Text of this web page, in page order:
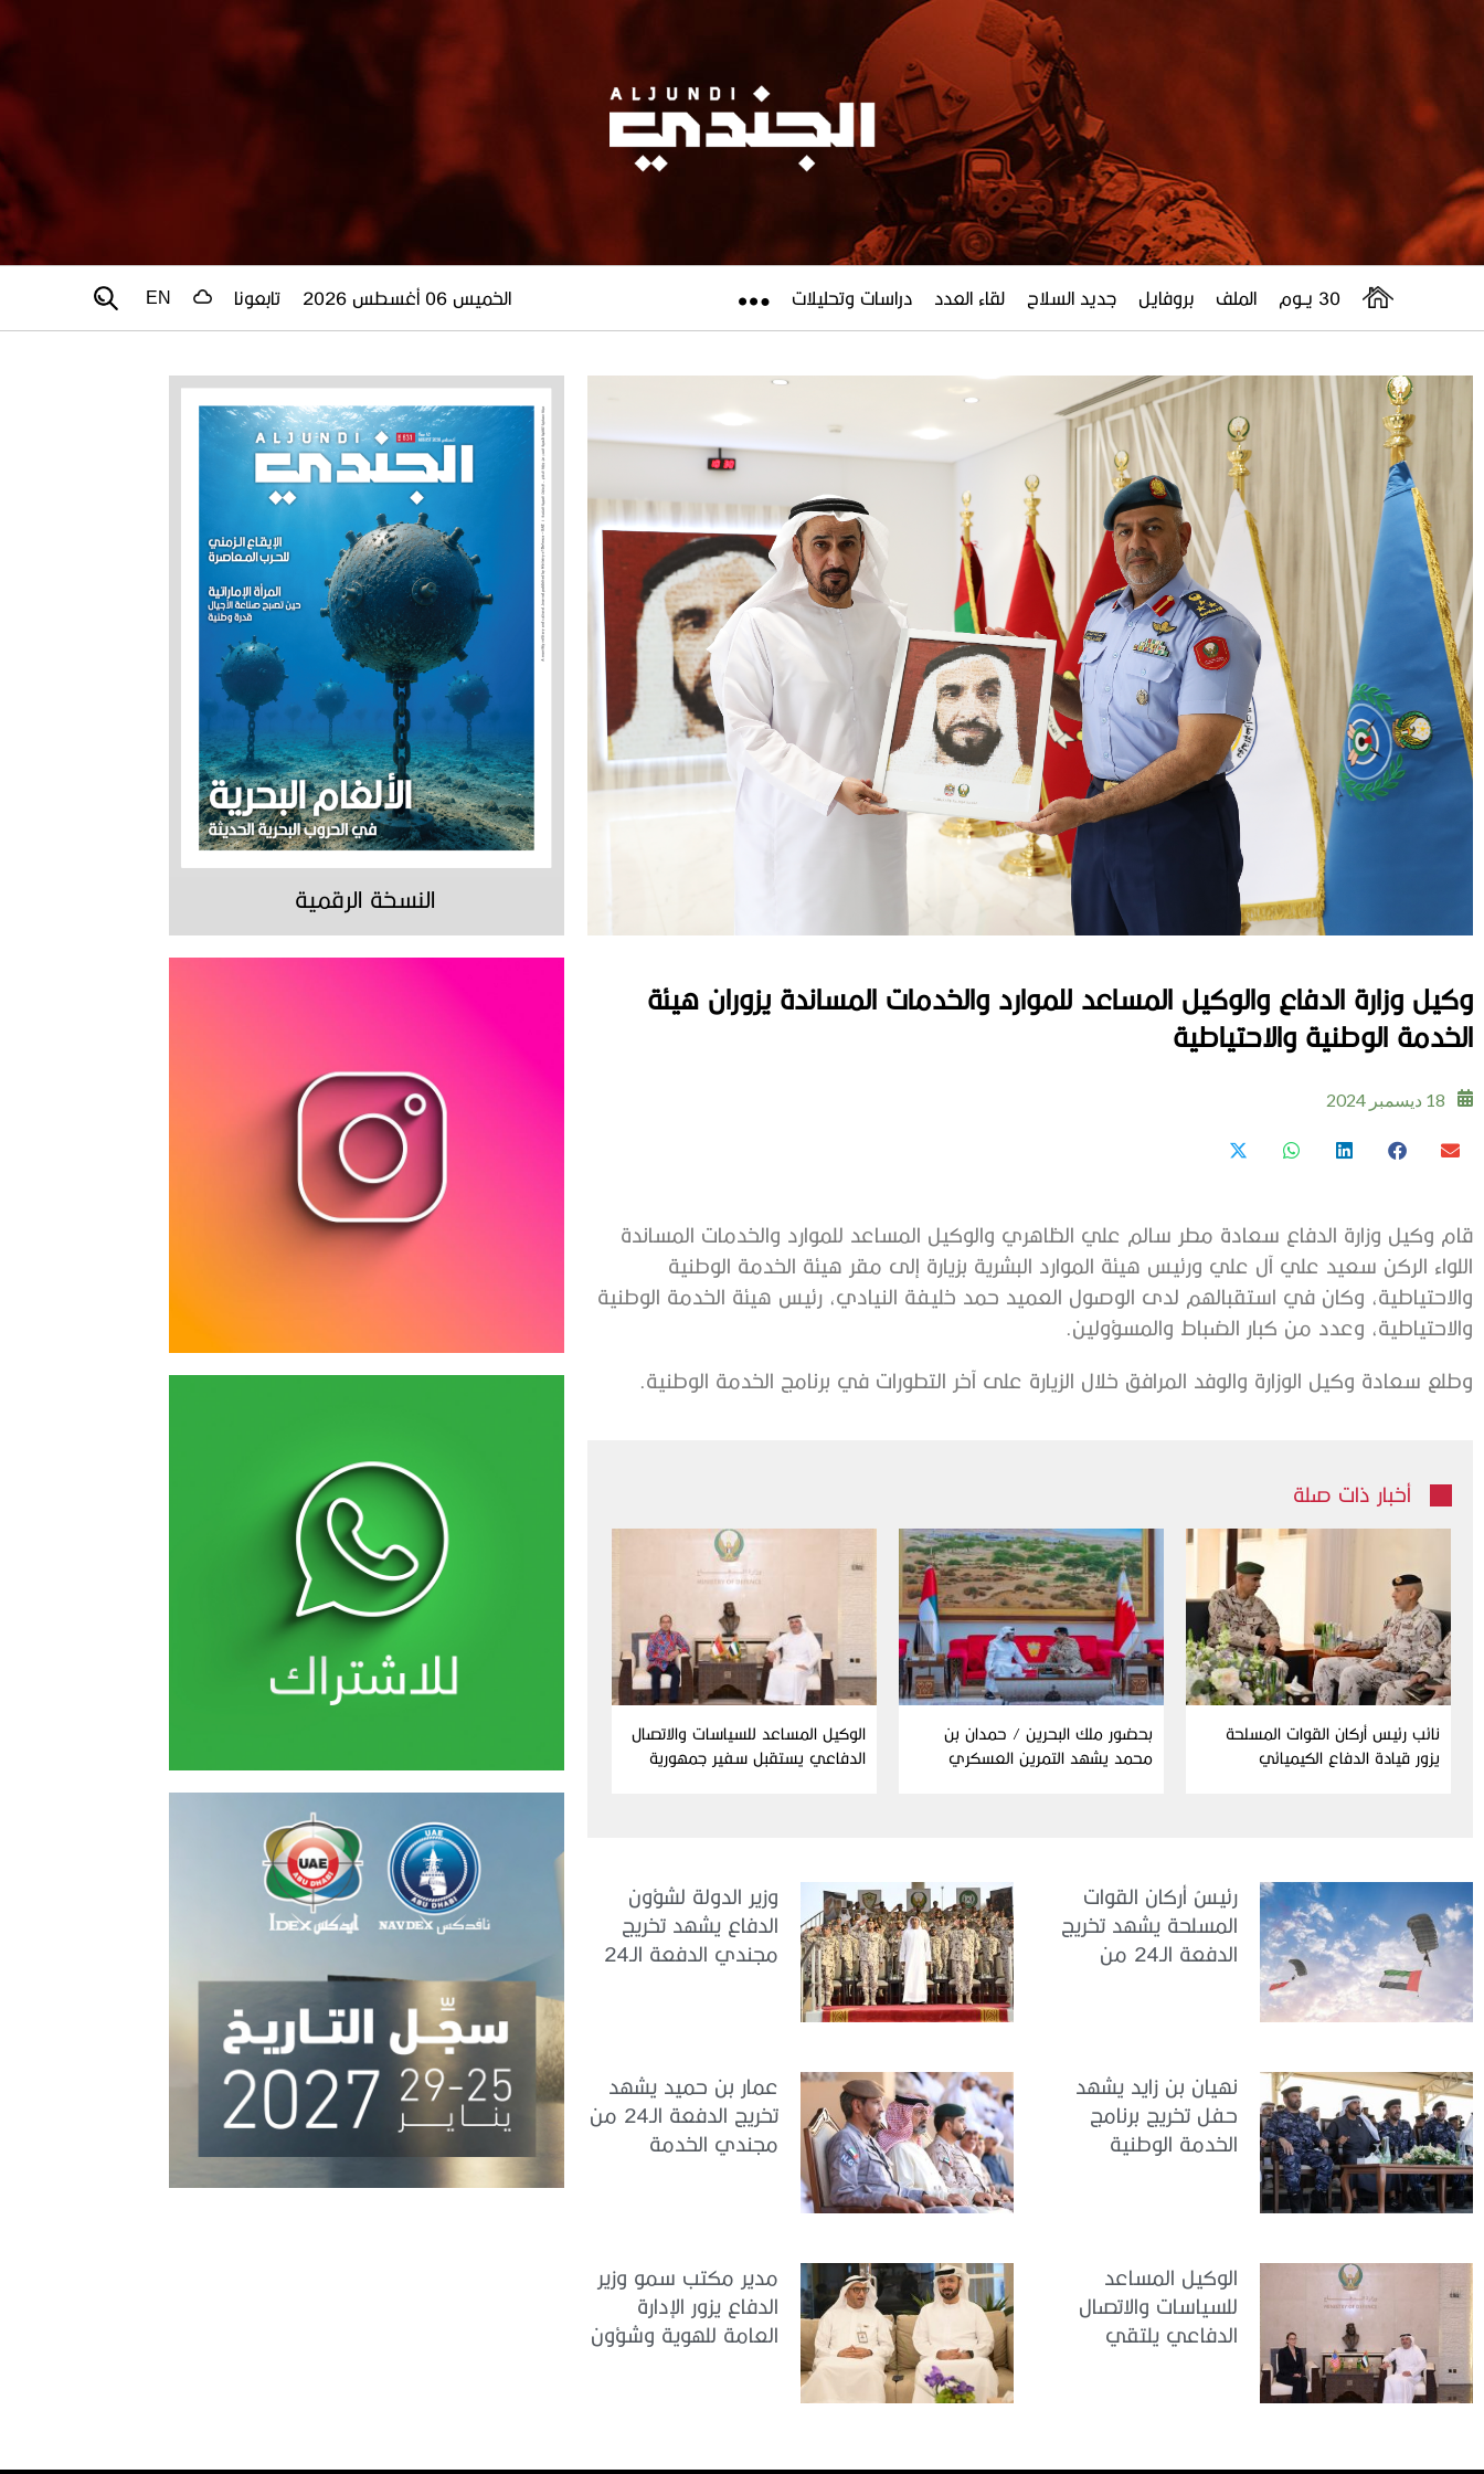
30 يــوم الملف بروفايل جديد السلاح لقاء العدد دراسات وتحليلات الخميس 06 أغسطس 2026 تابعونا EN
وكيل وزارة الدفاع والوكيل المساعد للموارد والخدمات المساندة يزوران هيئة
الخدمة الوطنية والاحتياطية
18 ديسمبر 2024
قام وكيل وزارة الدفاع سعادة مطر سالم علي الظاهري والوكيل المساعد للموارد والخدمات المساندة
اللواء الركن سعيد علي آل علي ورئيس هيئة الموارد البشرية بزيارة إلى مقر هيئة الخدمة الوطنية
والاحتياطية، وكان في استقبالهم لدى الوصول العميد حمد خليفة النيادي، رئيس هيئة الخدمة الوطنية
والاحتياطية، وعدد من كبار الضباط والمسؤولين.
وطلع سعادة وكيل الوزارة والوفد المرافق خلال الزيارة على آخر التطورات في برنامج الخدمة الوطنية.
أخبار ذات صلة
نائب رئيس أركان القوات المسلحة
يزور قيادة الدفاع الكيميائي
بحضور ملك البحرين / حمدان بن
محمد يشهد التمرين العسكري
الوكيل المساعد للسياسات والاتصال
الدفاعي يستقبل سفير جمهورية
رئيسُ أركان القوات
المسلحة يشهد تخريج
الدفعة الـ24 من
وزير الدولة لشؤون
الدفاع يشهد تخريج
مجندي الدفعة الـ24
نهيان بن زايد يشهد
حفل تخريج برنامج
الخدمة الوطنية
عمار بن حميد يشهد
تخريج الدفعة الـ24 من
مجندي الخدمة
الوكيل المساعد
للسياسات والاتصال
الدفاعي يلتقي
مدير مكتب سمو وزير
الدفاع يزور الإدارة
العامة للهوية وشؤون
النسخة الرقمية